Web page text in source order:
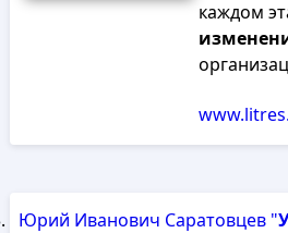
каждом
Юрий Иванович Саратовцев "